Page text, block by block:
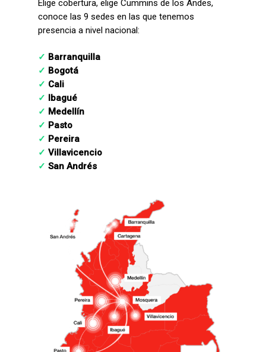
Elige cobertura, elige Cummins de los Andes,
conoce las 9 sedes en las que tenemos
presencia a nivel nacional:
✓ Barranquilla
✓ Bogotá
✓ Cali
✓
Ibagué
✓ Medellín
✓ Pasto
✓ Pereira
✓ Villavicencio
✓ San Andrés